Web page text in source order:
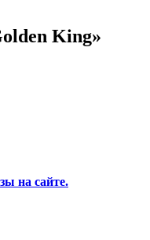
King»
на сайте.